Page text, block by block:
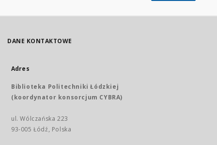
DANE KONTAKTOWE
Adres
Biblioteka Politechniki Łódzkiej
(koordynator konsorcjum CYBRA)
ul. Wólczańska 223
93-005 Łódź, Polska